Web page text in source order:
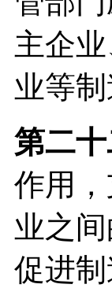
主企
业等制
第二
作用
业之
促进